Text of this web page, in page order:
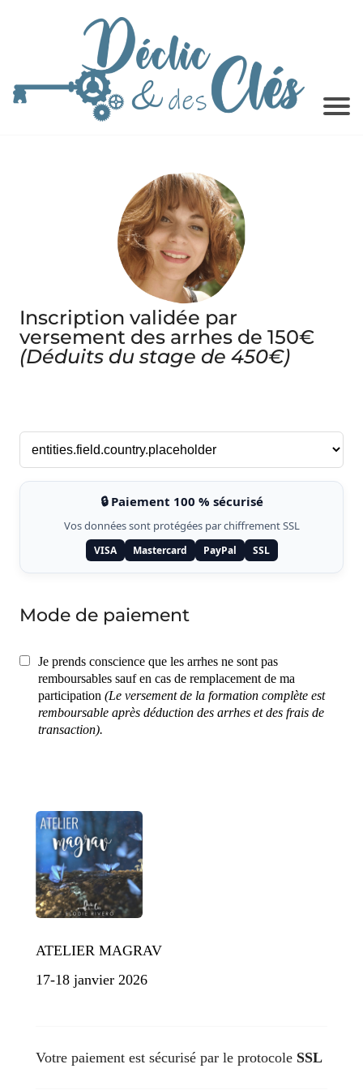
Inscription validée par
versement des arrhes de 150€
(Déduits du stage de 450€)
🔒 Paiement 100 % sécurisé
Vos données sont protégées par chiffrement SSL
VISA Mastercard PayPal SSL
Mode de paiement
Je prends conscience que les arrhes ne sont pas
remboursables sauf en cas de remplacement de ma
participation (Le versement de la formation complète est
remboursable après déduction des arrhes et des frais de
transaction).
ATELIER MAGRAV
17-18 janvier 2026
Votre paiement est sécurisé par le protocole SSL